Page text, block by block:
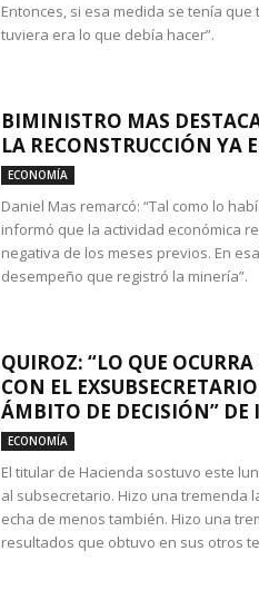
Entonces, si esa medida se tenía
tuviera era lo que debía hacer”.
BIMINISTRO MAS
LA RECONSTRUCCIÓN YA
ECONOMÍA
Daniel Mas remarcó: “Tal como lo
informó que la actividad económica
negativa de los meses previos. En
desempeño que registró la minería”.
QUIROZ: “LO QUE
CON EL
ÁMBITO DE DECISIÓN” DE
ECONOMÍA
El titular de Hacienda sostuvo este
al subsecretario. Hizo una tremenda
echa de menos también. Hizo una
resultados que obtuvo en sus otros